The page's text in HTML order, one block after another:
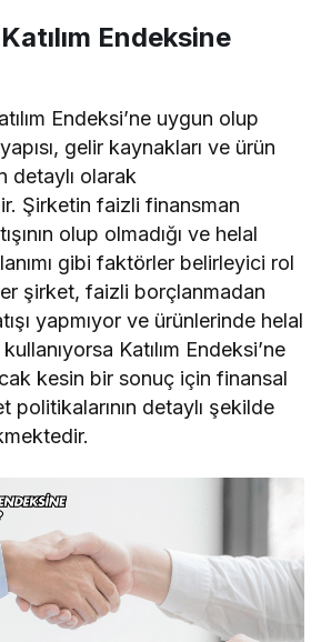
Endeksine
Endeksi’ne uygun olup
gelir kaynakları ve ürün
detaylı olarak
Şirketin faizli finansman
olup olmadığı ve helal
gibi faktörler belirleyici rol
şirket, faizli borçlanmadan
yapmıyor ve ürünlerinde helal
Katılım Endeksi’ne
kesin bir sonuç için finansal
politikalarının detaylı şekilde